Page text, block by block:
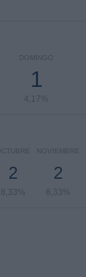
DOMINGO
1
4,17%
2
8,33%
NOVIEMBRE
2
8,33%